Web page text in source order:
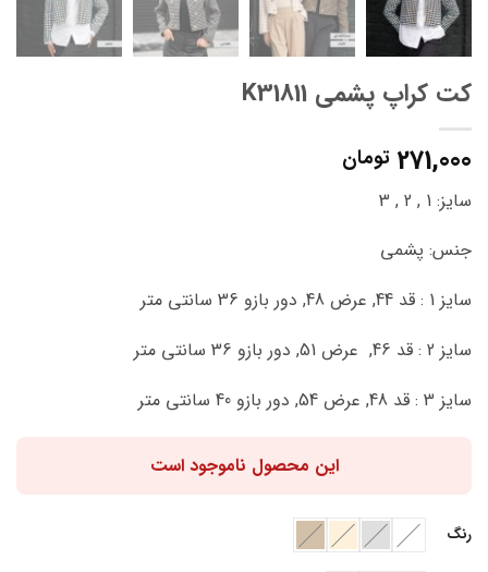
کت کراپ پشمی K31811
271,000 تومان
سایز: 1 , 2 , 3
جنس: پشمی
سایز 1 : قد 44, عرض 48, دور بازو 36 سانتی متر
سایز 2 : قد 46, عرض 51, دور بازو 36 سانتی متر
سایز 3 : قد 48, عرض 54, دور بازو 40 سانتی متر
این محصول ناموجود است
رنگ